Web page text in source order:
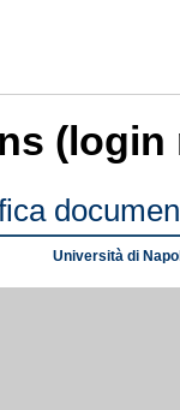
(login
Università di